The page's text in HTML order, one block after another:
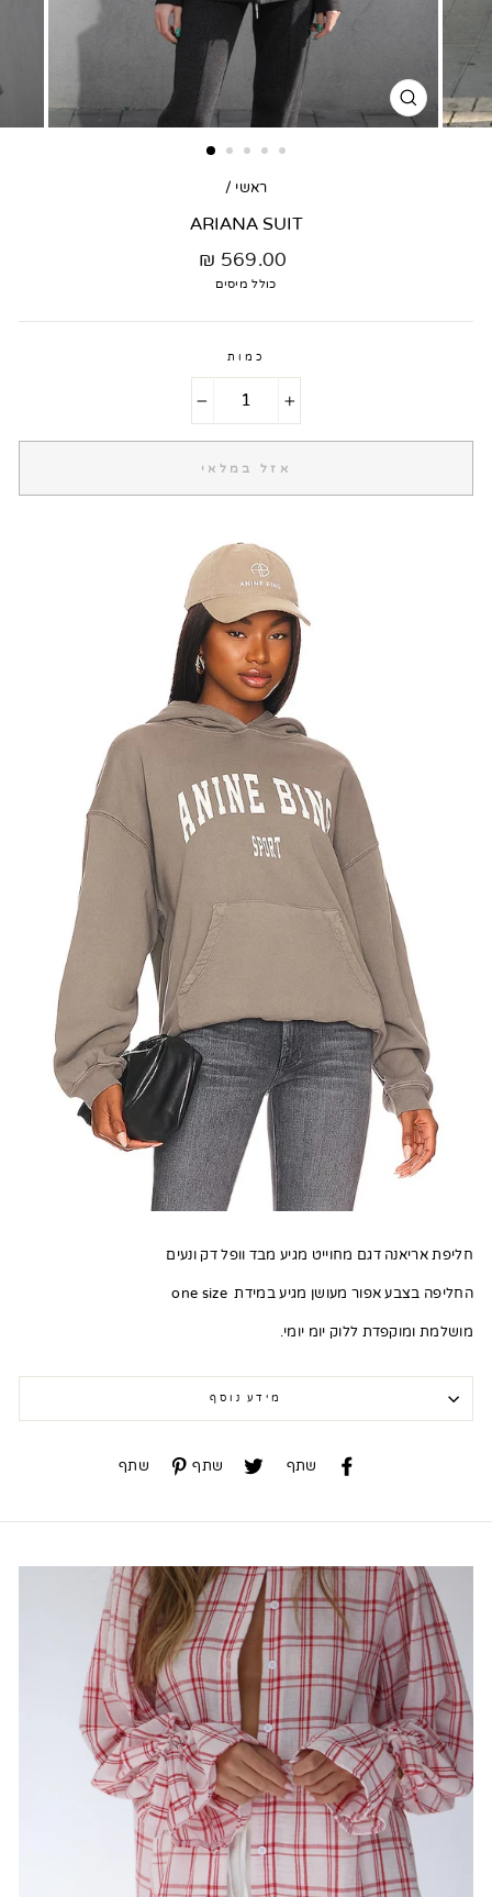
סגור
דגם
ראשי /
ARIANA SUIT
מחיר
רגיל
569.00 ₪
כולל מיסים
כמות
+
אזל במלאי
חליפת אריאנה דגם מחוייט מגיע מבד וופל דק ונעים
החליפה בצבע אפור מעושן מגיע במידת one size
מושלמת ומוקפדת ללוק יומ יומי.
מידע נוסף
שתף שתף שתף שתף שתף